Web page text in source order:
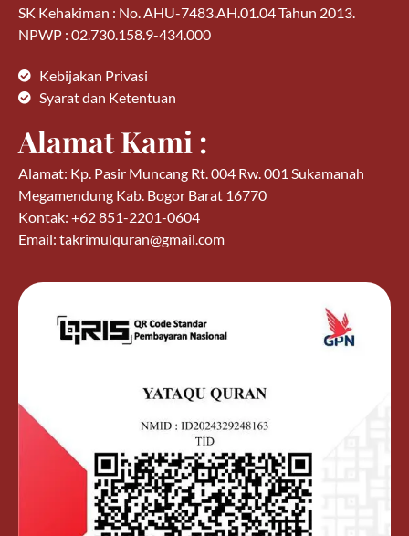
SK Kehakiman : No. AHU-7483.AH.01.04 Tahun 2013.
NPWP : 02.730.158.9-434.000
Kebijakan Privasi
Syarat dan Ketentuan
Alamat Kami :
Alamat: Kp. Pasir Muncang Rt. 004 Rw. 001 Sukamanah
Megamendung Kab. Bogor Barat 16770
Kontak: +62 851-2201-0604
Email: takrimulquran@gmail.com